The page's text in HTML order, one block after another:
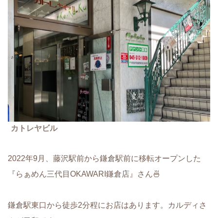
カトレヤビル
2022年9月、藤沢駅前から鎌倉駅前に移転オープンした
『らぁめん三代目OKAWARI鎌倉店』さん🍜
鎌倉駅東口から徒歩2分程にお店はあります。カルディさ